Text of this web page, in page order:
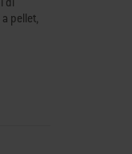
pellet,